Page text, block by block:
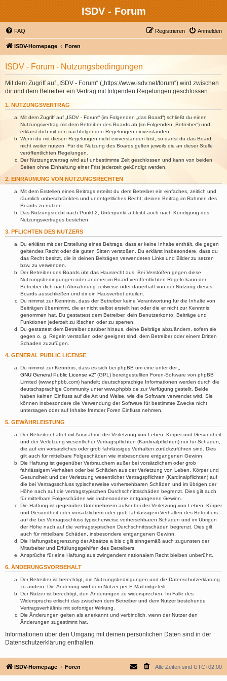
ISDV - Forum
FAQ Anmelden
Registrieren
ISDV-Homepage Foren
ISDV - Forum - Nutzungsbedingungen
Mit dem Zugriff auf „ISDV - Forum“ („https://www.isdv.net/forum“) wird zwischen
dir und dem Betreiber ein Vertrag mit folgenden Regelungen geschlossen:
1. NUTZUNGSVERTRAG
Mit dem Zugriff auf „ISDV - Forum“ (im Folgenden „das Board“) schließt du einen
Nutzungsvertrag mit dem Betreiber des Boards ab (im Folgenden „Betreiber“) und
erklärst dich mit den nachfolgenden Regelungen einverstanden.
Wenn du mit diesen Regelungen nicht einverstanden bist, so darfst du das Board
nicht weiter nutzen. Für die Nutzung des Boards gelten jeweils die an dieser Stelle
veröffentlichten Regelungen.
Der Nutzungsvertrag wird auf unbestimmte Zeit geschlossen und kann von beiden
Seiten ohne Einhaltung einer Frist jederzeit gekündigt werden.
2. EINRÄUMUNG VON NUTZUNGSRECHTEN
Mit dem Erstellen eines Beitrags erteilst du dem Betreiber ein einfaches, zeitlich und
räumlich unbeschränktes und unentgeltliches Recht, deinen Beitrag im Rahmen des
Boards zu nutzen.
Das Nutzungsrecht nach Punkt 2, Unterpunkt a bleibt auch nach Kündigung des
Nutzungsvertrages bestehen.
3. PFLICHTEN DES NUTZERS
Du erklärst mit der Erstellung eines Beitrags, dass er keine Inhalte enthält, die gegen
geltendes Recht oder die guten Sitten verstoßen. Du erklärst insbesondere, dass du
das Recht besitzt, die in deinen Beiträgen verwendeten Links und Bilder zu setzen
bzw. zu verwenden.
Der Betreiber des Boards übt das Hausrecht aus. Bei Verstößen gegen diese
Nutzungsbedingungen oder anderer im Board veröffentlichten Regeln kann der
Betreiber dich nach Abmahnung zeitweise oder dauerhaft von der Nutzung dieses
Boards ausschließen und dir ein Hausverbot erteilen.
Du nimmst zur Kenntnis, dass der Betreiber keine Verantwortung für die Inhalte von
Beiträgen übernimmt, die er nicht selbst erstellt hat oder die er nicht zur Kenntnis
genommen hat. Du gestattest dem Betreiber, dein Benutzerkonto, Beiträge und
Funktionen jederzeit zu löschen oder zu sperren.
Du gestattest dem Betreiber darüber hinaus, deine Beiträge abzuändern, sofern sie
gegen o. g. Regeln verstoßen oder geeignet sind, dem Betreiber oder einem Dritten
Schaden zuzufügen.
4. GENERAL PUBLIC LICENSE
Du nimmst zur Kenntnis, dass es sich bei phpBB um eine unter der „
GNU General Public License v2“ (GPL) bereitgestellten Foren-Software von phpBB
Limited (www.phpbb.com) handelt; deutschsprachige Informationen werden durch die
deutschsprachige Community unter www.phpbb.de zur Verfügung gestellt. Beide
haben keinen Einfluss auf die Art und Weise, wie die Software verwendet wird. Sie
können insbesondere die Verwendung der Software für bestimmte Zwecke nicht
untersagen oder auf Inhalte fremder Foren Einfluss nehmen.
5. GEWÄHRLEISTUNG
Der Betreiber haftet mit Ausnahme der Verletzung von Leben, Körper und Gesundheit
und der Verletzung wesentlicher Vertragspflichten (Kardinalpflichten) nur für Schäden,
die auf ein vorsätzliches oder grob fahrlässiges Verhalten zurückzuführen sind. Dies
gilt auch für mittelbare Folgeschäden wie insbesondere entgangenen Gewinn.
Die Haftung ist gegenüber Verbrauchern außer bei vorsätzlichem oder grob
fahrlässigem Verhalten oder bei Schäden aus der Verletzung von Leben, Körper und
Gesundheit und der Verletzung wesentlicher Vertragspflichten (Kardinalpflichten) auf
die bei Vertragsschluss typischerweise vorhersehbaren Schäden und im übrigen der
Höhe nach auf die vertragstypischen Durchschnittsschäden begrenzt. Dies gilt auch
für mittelbare Folgeschäden wie insbesondere entgangenen Gewinn.
Die Haftung ist gegenüber Unternehmern außer bei der Verletzung von Leben, Körper
und Gesundheit oder vorsätzlichem oder grob fahrlässigem Verhalten des Betreibers
auf die bei Vertragsschluss typischerweise vorhersehbaren Schäden und im Übrigen
der Höhe nach auf die vertragstypischen Durchschnittsschäden begrenzt. Dies gilt
auch für mittelbare Schäden, insbesondere entgangenen Gewinn.
Die Haftungsbegrenzung der Absätze a bis c gilt sinngemäß auch zugunsten der
Mitarbeiter und Erfüllungsgehilfen des Betreibers.
Ansprüche für eine Haftung aus zwingendem nationalem Recht bleiben unberührt.
6. ÄNDERUNGSVORBEHALT
Der Betreiber ist berechtigt, die Nutzungsbedingungen und die Datenschutzerklärung
zu ändern. Die Änderung wird dem Nutzer per E-Mail mitgeteilt.
Der Nutzer ist berechtigt, den Änderungen zu widersprechen. Im Falle des
Widerspruchs erlischt das zwischen dem Betreiber und dem Nutzer bestehende
Vertragsverhältnis mit sofortiger Wirkung.
Die Änderungen gelten als anerkannt und verbindlich, wenn der Nutzer den
Änderungen zugestimmt hat.
Informationen über den Umgang mit deinen persönlichen Daten sind in der
Datenschutzerklärung enthalten.
ISDV-Homepage Foren Alle Zeiten sind UTC+02:00